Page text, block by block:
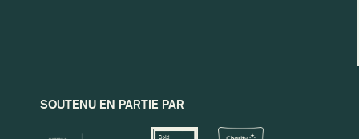
SOUTENU EN PARTIE PAR